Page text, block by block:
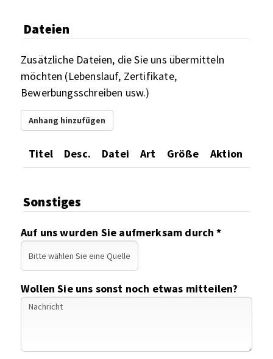
Dateien
Zusätzliche Dateien, die Sie uns übermitteln
möchten (Lebenslauf, Zertifikate,
Bewerbungsschreiben usw.)
Anhang hinzufügen
Titel Desc. Datei Art Größe Aktion
Sonstiges
Auf uns wurden Sie aufmerksam durch *
Wollen Sie uns sonst noch etwas mitteilen?